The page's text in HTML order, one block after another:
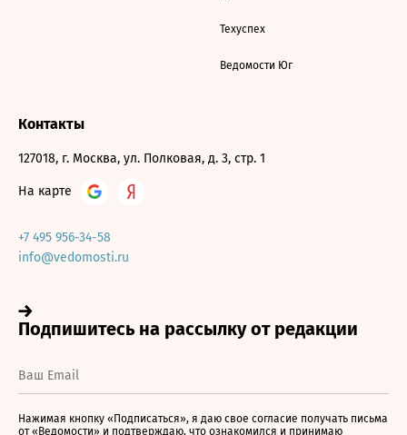
Техуспех
Ведомости Юг
Контакты
127018, г. Москва, ул. Полковая, д. 3, стр. 1
На карте
+7 495 956-34-58
info@vedomosti.ru
Нажимая кнопку «Подписаться», я даю свое согласие получать письма
от «Ведомости» и подтверждаю, что ознакомился и принимаю